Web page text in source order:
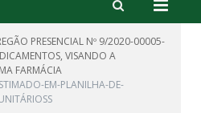
PRESENCIAL Nº 9/2020-00005-
VISANDO A
FARMÁCIA
EM-PLANILHA-DE-